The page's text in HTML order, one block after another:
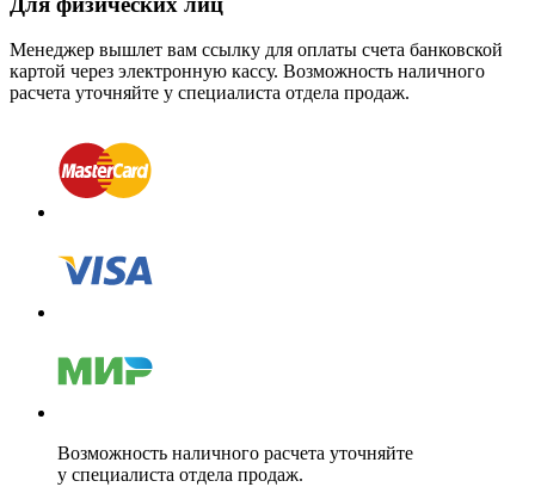
Менеджер вышлет вам ссылку для оплаты счета банковской
картой через электронную кассу. Возможность наличного
расчета уточняйте у специалиста отдела продаж.
Возможность наличного расчета уточняйте
у специалиста отдела продаж.